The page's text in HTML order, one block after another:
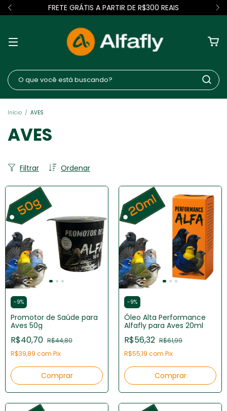
FRETE GRÁTIS A PARTIR DE R$300 REAIS
Início / AVES
AVES
Ordenar
Filtrar
-9%
Promotor de Saúde para
Aves 50g
R$40,70 R$44,80
R$39,89 com Pix
-9%
Óleo Alta Performance
Alfafly para Aves 20ml
R$56,32 R$61,99
R$55,19 com Pix